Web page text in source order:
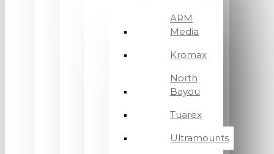
ARM
Media
Kromax
North
Bayou
Tuarex
Ultramounts